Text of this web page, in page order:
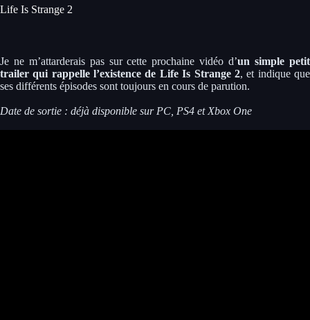
Life Is Strange 2
Je ne m’attarderais pas sur cette prochaine vidéo d’un simple petit
trailer qui rappelle l’existence de Life Is Strange 2, et indique que
ses différents épisodes sont toujours en cours de parution.
Date de sortie : déjà disponible sur PC, PS4 et Xbox One